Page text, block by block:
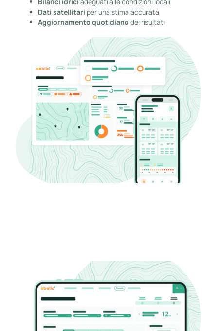
Dati satellitari per una stima accurata
Aggiornamento quotidianodei risultati